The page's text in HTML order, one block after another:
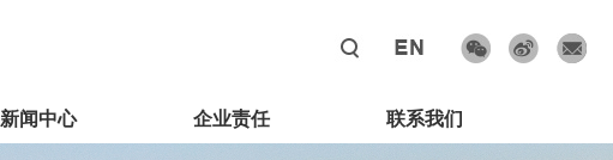
新闻中心 企业责任 联系我们